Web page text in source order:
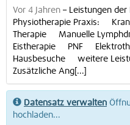
Vor 4 Jahren – Leistungen
Physiotherapie Praxis:
Therapie Manuelle
Eistherapie PNF
Hausbesuche weitere
Zusätzliche Ang[...]
Datensatz verwalten
hochladen...